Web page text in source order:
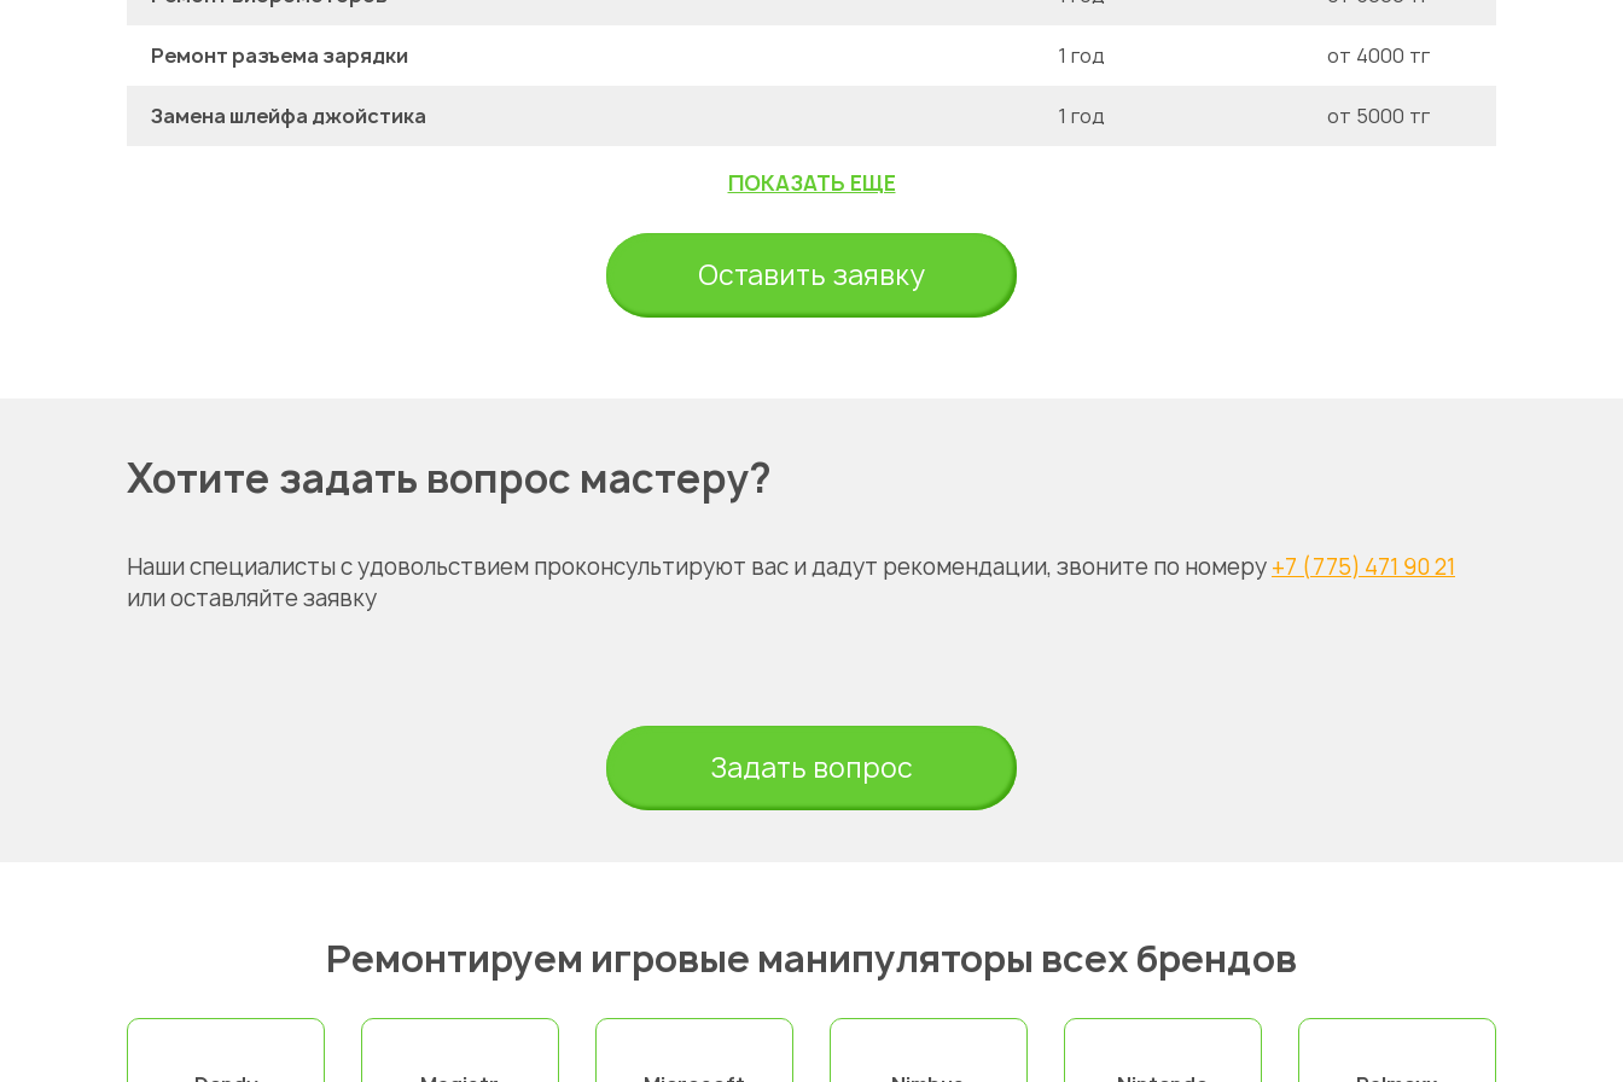
Ремонт разъема зарядки 1 год от 4000 тг
Замена шлейфа джойстика 1 год от 5000 тг
ПОКАЗАТЬ ЕЩЕ
Оставить заявку
Хотите задать вопрос мастеру?
Наши специалисты с удовольствием проконсультируют вас и дадут рекомендации, звоните по номеру +7 (775) 471 90 21
или оставляйте заявку
Задать вопрос
Ремонтируем игровые манипуляторы всех брендов